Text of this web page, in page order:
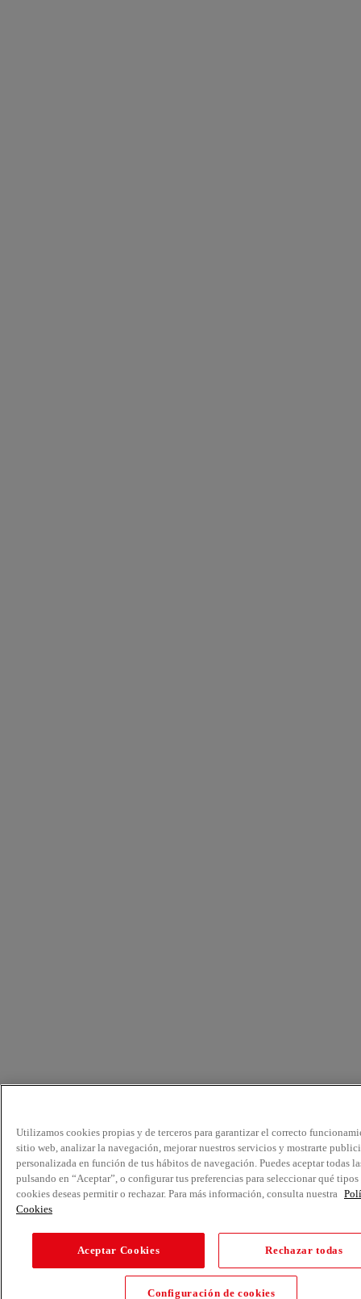
Utilizamos cookies propias y de terceros para garantizar el correcto
sitio web, analizar la navegación, mejorar nuestros servicios y mostrarte
personalizada en función de tus hábitos de navegación. Puedes aceptar todas
pulsando en “Aceptar”, o configurar tus preferencias para seleccionar qué tipos
cookies deseas permitir o rechazar. Para más información, consulta nuestra
Cookies
Aceptar Cookies Rechazar todas
Configuración de cookies